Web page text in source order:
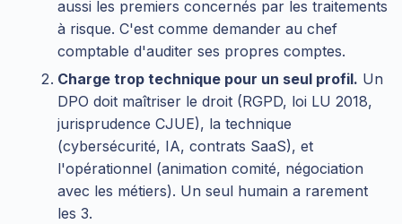
aussi les premiers concernés par les traitements
à risque. C'est comme demander au chef
comptable d'auditer ses propres comptes.
Charge trop technique pour un seul profil. Un
DPO doit maîtriser le droit (RGPD, loi LU 2018,
jurisprudence CJUE), la technique
(cybersécurité, IA, contrats SaaS), et
l'opérationnel (animation comité, négociation
avec les métiers). Un seul humain a rarement
les 3.